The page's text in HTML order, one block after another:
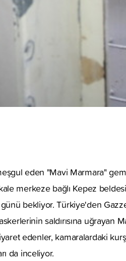
eden "Mavi Marmara"
merkeze bağlı Kepez
bekliyor. Türkiye'den
saldırısına uğrayan
edenler, kamaralardaki
da inceliyor.